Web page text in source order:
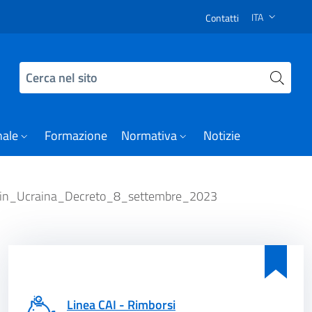
Contatti SELEZIONE
ITA
Cerca nel sito
Formazione Normativa Notizie
Linea CAI - Rimborsi